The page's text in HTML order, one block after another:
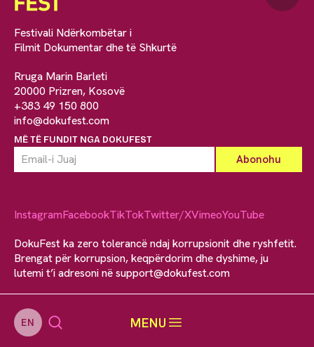
EN MENU
Festivali Ndërkombëtar i
Filmit Dokumentar dhe të Shkurtë
Rruga Marin Barleti
20000 Prizren, Kosovë
+383 49 150 800
info@dokufest.com
MË TË FUNDIT NGA DOKUFEST
InstagramFacebookTikTokTwitter/XVimeoYouTube
DokuFest ka zero tolerancë ndaj korrupsionit dhe ryshfetit.
Brengat për korrupsion, keqpërdorim dhe dyshime, ju
lutemi t’i adresoni nësupport@dokufest.com